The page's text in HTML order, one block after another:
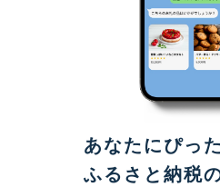
あなたにぴっ
ふるさと納税